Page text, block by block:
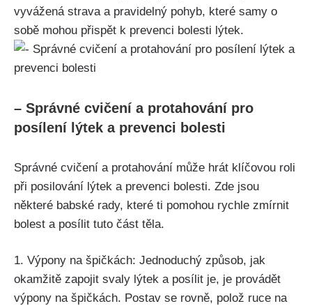
vyvážená strava a pravidelný​ pohyb, ⁣které ‍samy o
sobě mohou přispět k prevenci bolesti lýtek.
– Správné ⁢cvičení⁣ a protahování pro
⁤posílení lýtek a prevenci bolesti
Správné ⁢cvičení a protahování může hrát klíčovou roli
při posilování lýtek​ a prevenci bolesti. Zde jsou
některé babské rady, které ti pomohou ⁣rychle ⁤zmírnit
bolest ​a posílit tuto část ⁢těla.
1.⁤ Výpony na špičkách: ‌Jednoduchý způsob, jak
okamžitě zapojit svaly ⁤lýtek a posílit je,‍ je provádět
výpony na špičkách. Postav se rovně, polož ruce na